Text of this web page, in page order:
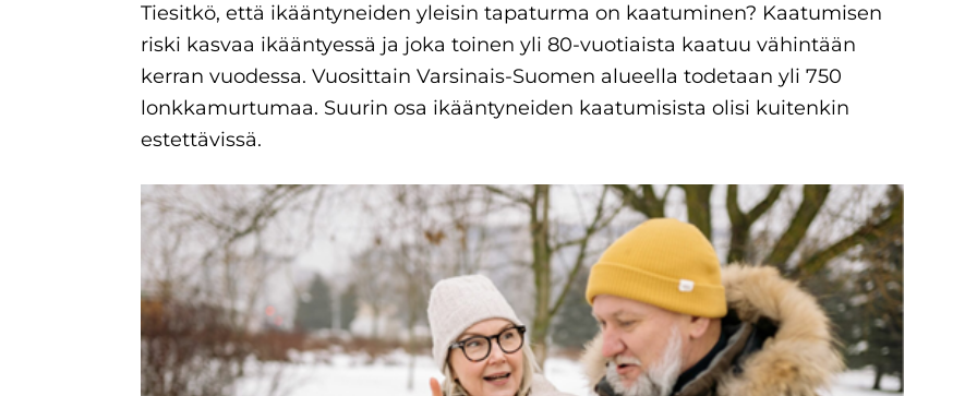
Tiesitkö, että ikääntyneiden yleisin tapaturma on kaatuminen? Kaatumisen
riski kasvaa ikääntyessä ja joka toinen yli 80-vuotiaista kaatuu vähintään
kerran vuodessa. Vuosittain Varsinais-Suomen alueella todetaan yli 750
lonkkamurtumaa. Suurin osa ikääntyneiden kaatumisista olisi kuitenkin
estettävissä.